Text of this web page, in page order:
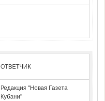
ОТВЕТЧИК
Редакция "Новая Газета
Кубани"